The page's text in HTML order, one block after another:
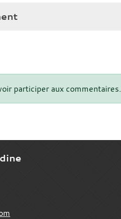
participer aux commentaires.